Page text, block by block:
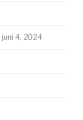
juni 4, 2024